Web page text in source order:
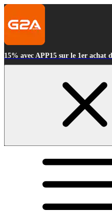
15% avec APP15 sur le 1er achat